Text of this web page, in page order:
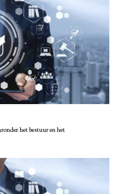
het bestuur en het